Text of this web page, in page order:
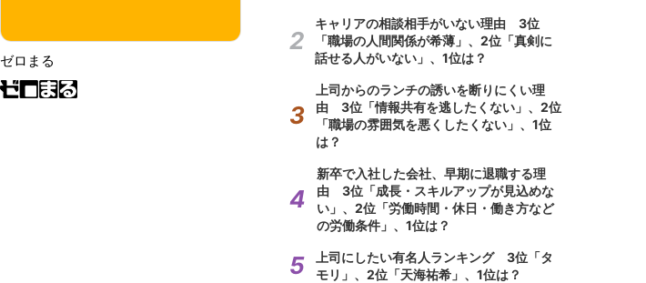
ゼロまる
キャリアの相談相手がいない理由 3位
「職場の人間関係が希薄」、2位「真剣に
話せる人がいない」、1位は？
上司からのランチの誘いを断りにくい理
由 3位「情報共有を逃したくない」、2位
「職場の雰囲気を悪くしたくない」、1位
は？
新卒で入社した会社、早期に退職する理
由 3位「成長・スキルアップが見込めな
い」、2位「労働時間・休日・働き方など
の労働条件」、1位は？
上司にしたい有名人ランキング 3位「タ
モリ」、2位「天海祐希」、1位は？